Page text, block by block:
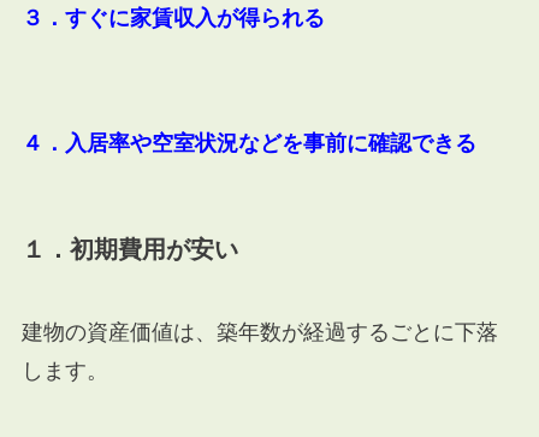
３．すぐに家賃収入が得られる
４．入居率や空室状況などを事前に確認できる
１．初期費用が安い
建物の資産価値は、築年数が経過するごとに下落
します。